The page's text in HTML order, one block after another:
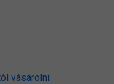
vásárolni